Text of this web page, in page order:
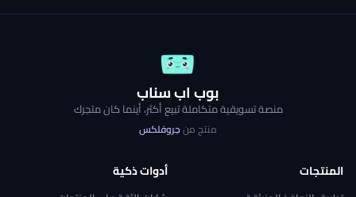
بوب اب سناب
منصة تسويقية متكاملة تبيع أكثر، أينما كان متجرك
منتج منجروفلكس
المنتجات أدوات ذكية